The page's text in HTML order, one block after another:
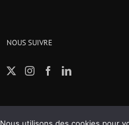
NOUS SUIVRE